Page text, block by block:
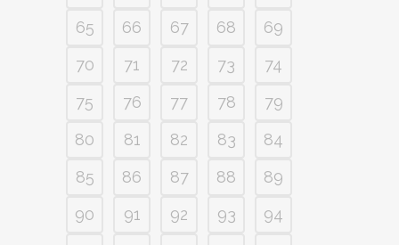
65
66 67 68
69
70
71 72 73
74
75
76 77 78
79
80
81 82 83
84
85
86 87 88
89
90
91 92 93
94